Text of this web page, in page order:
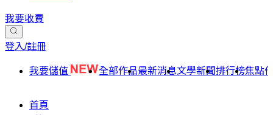
我要收費
登入/註冊
我要儲值 全部作品最新消息文學新聞排行榜焦點
首頁